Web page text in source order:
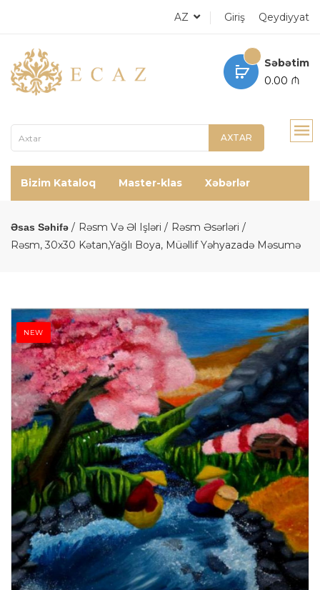
AZ Giriş Qeydiyyat
Səbətim
0.00 ₼
AXTAR
Bizim Kataloq Master-klas Xəbərlər
Əsas Səhifə Rəsm Və Əl Işləri
Rəsm Əsərləri
Rəsm, 30x30 Kətan,yağlı Boya, Müəllif Yəhyazadə Məsumə
NEW